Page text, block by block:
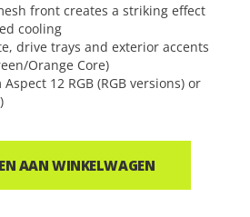
front creates a striking effect
cooling
drive trays and exterior accents
Orange Core)
12 RGB (RGB versions) or
AAN WINKELWAGEN